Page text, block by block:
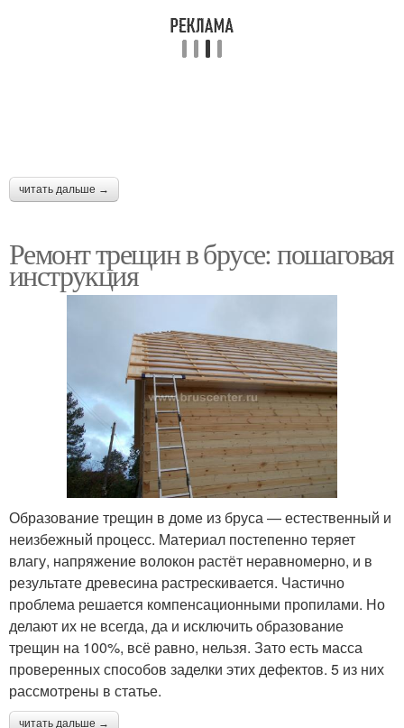
читать дальше →
Ремонт трещин в брусе: пошаговая
инструкция
Образование трещин в доме из бруса — естественный и
неизбежный процесс. Материал постепенно теряет
влагу, напряжение волокон растёт неравномерно, и в
результате древесина растрескивается. Частично
проблема решается компенсационными пропилами. Но
делают их не всегда, да и исключить образование
трещин на 100%, всё равно, нельзя. Зато есть масса
проверенных способов заделки этих дефектов. 5 из них
рассмотрены в статье.
читать дальше →